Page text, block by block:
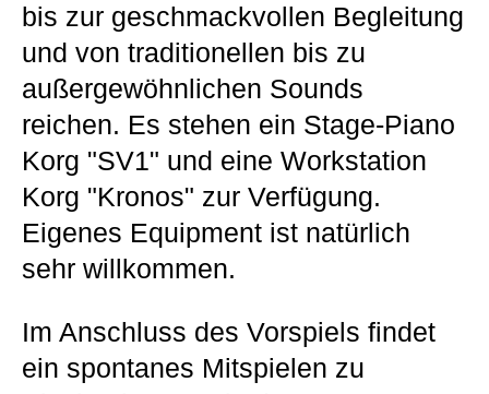
bis zur geschmackvollen Begleitung
und von traditionellen bis zu
außergewöhnlichen Sounds
reichen. Es stehen ein Stage-Piano
Korg "SV1" und eine Workstation
Korg "Kronos" zur Verfügung.
Eigenes Equipment ist natürlich
sehr willkommen.
Im Anschluss des Vorspiels findet
ein spontanes Mitspielen zu